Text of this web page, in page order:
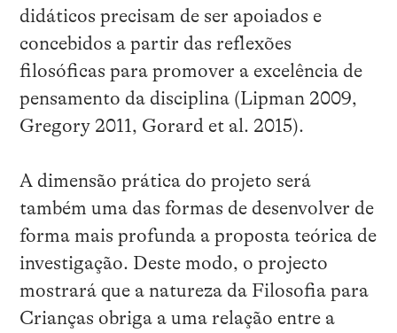
didáticos precisam de ser apoiados e
concebidos a partir das reflexões
filosóficas para promover a excelência de
pensamento da disciplina (Lipman 2009,
Gregory 2011, Gorard et al. 2015).
A dimensão prática do projeto será
também uma das formas de desenvolver de
forma mais profunda a proposta teórica de
investigação. Deste modo, o projecto
mostrará que a natureza da Filosofia para
Crianças obriga a uma relação entre a